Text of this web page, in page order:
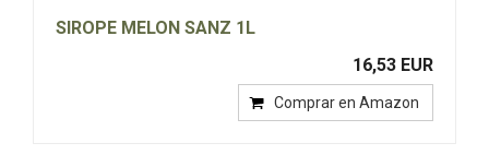
SIROPE MELON SANZ 1L
16,53 EUR
Comprar en Amazon